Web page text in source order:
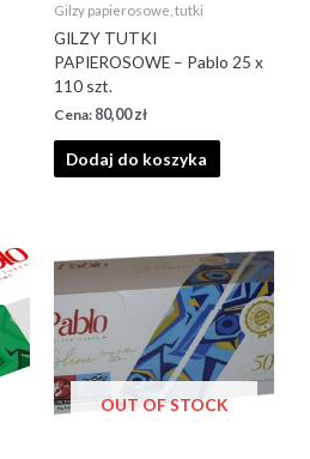
Gilzy papierosowe, tutki
GILZY TUTKI
PAPIEROSOWE – Pablo 25 x
110 szt.
80,00zł
Dodaj do koszyka
OUT OF STOCK